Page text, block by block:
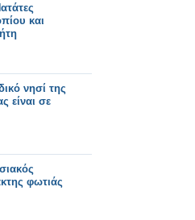
και
νησί της
είναι σε
φωτιάς